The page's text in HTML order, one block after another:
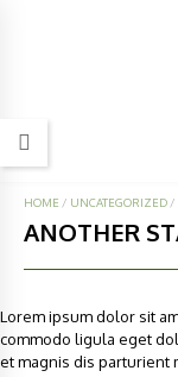
HOME / UNCATEGORIZED /
ANOTHER
Lorem ipsum dolor sit
commodo ligula eget
et magnis dis parturient